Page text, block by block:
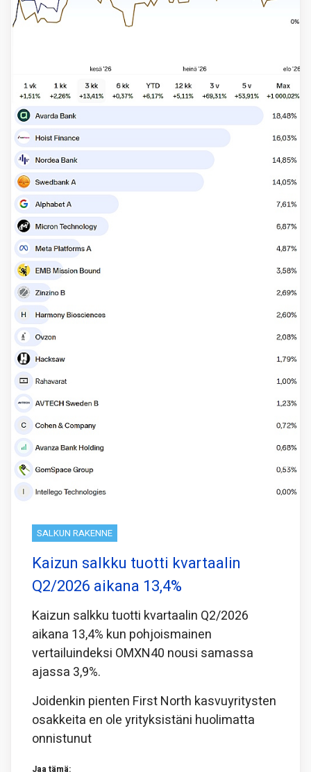
SALKUN RAKENNE
Kaizun salkku tuotti kvartaalin
Q2/2026 aikana 13,4%
Kaizun salkku tuotti kvartaalin Q2/2026
aikana 13,4% kun pohjoismainen
vertailuindeksi OMXN40 nousi samassa
ajassa 3,9%.
Joidenkin pienten First North kasvuyritysten
osakkeita en ole yrityksistäni huolimatta
onnistunut
Jaa tämä: